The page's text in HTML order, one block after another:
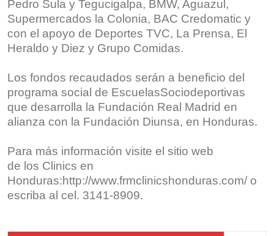
Pedro Sula y Tegucigalpa, BMW, Aguazul,
Supermercados la Colonia, BAC Credomatic y
con el apoyo de Deportes TVC, La Prensa, El
Heraldo y Diez y Grupo Comidas.
Los fondos recaudados serán a beneficio del
programa social de EscuelasSociodeportivas
que desarrolla la Fundación Real Madrid en
alianza con la Fundación Diunsa, en Honduras.
Para más información visite el sitio web
de los Clinics en
Honduras:http://www.frmclinicshonduras.com/ o
escriba al cel. 3141-8909.